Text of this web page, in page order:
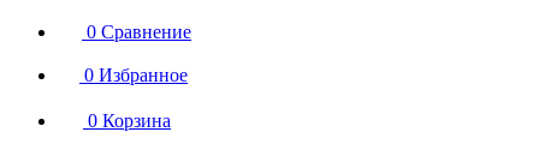
0 Сравнение
0 Избранное
0 Корзина